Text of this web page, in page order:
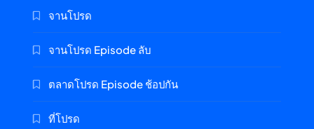
จานโปรด
จานโปรด Episode ลับ
ตลาดโปรด Episode ช้อปกัน
ที่โปรด